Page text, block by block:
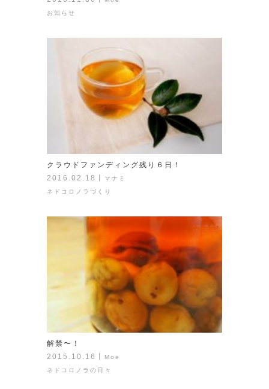
お知らせ
クラウドファンディング残り６日！
2016.02.18
マナミ
ネドコロノラづくり
解禁〜！
2015.10.16
Moe
ネドコロノラの日々